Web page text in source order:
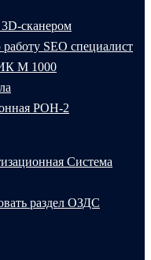
сканером
SEO специалист
М 1000
РОН-2
Система
раздел ОЗДС